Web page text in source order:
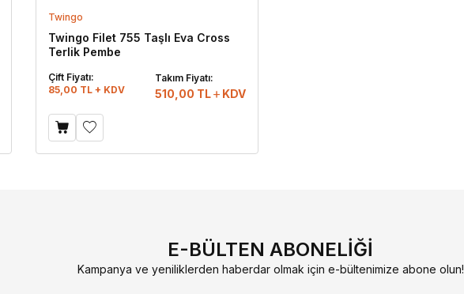
Twingo
Twingo Filet 755 Taşlı Eva Cross
Terlik Pembe
Çift Fiyatı:
85,00 TL + KDV
Takım Fiyatı:
510,00 TL KDV
E-BÜLTEN ABONELIĞI
Kampanya ve yeniliklerden haberdar olmak için e-bültenimize abone olun!